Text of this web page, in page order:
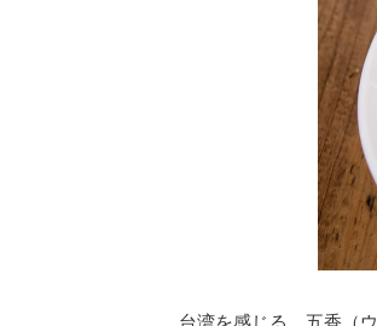
台湾を感じる、五香（